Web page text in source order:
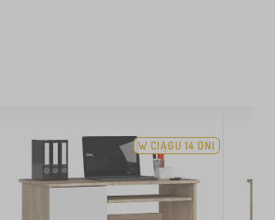
W CIĄGU 14 DNI